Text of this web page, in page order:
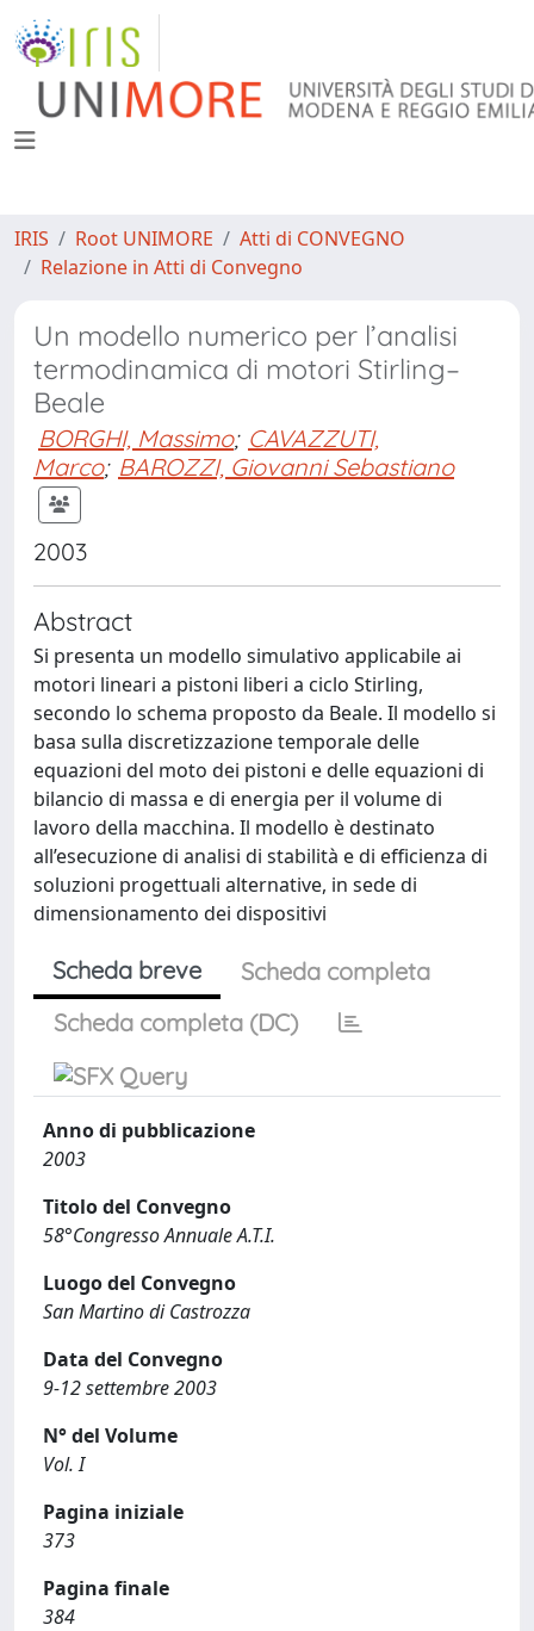
IRIS Root UNIMORE
Atti di CONVEGNO
Relazione in Atti di Convegno
Un modello numerico per l’analisi
termodinamica di motori Stirling–
Beale
BORGHI, Massimo; CAVAZZUTI,
Marco; BAROZZI, Giovanni Sebastiano
2003
Abstract
Si presenta un modello simulativo applicabile ai
motori lineari a pistoni liberi a ciclo Stirling,
secondo lo schema proposto da Beale. Il modello si
basa sulla discretizzazione temporale delle
equazioni del moto dei pistoni e delle equazioni di
bilancio di massa e di energia per il volume di
lavoro della macchina. Il modello è destinato
all’esecuzione di analisi di stabilità e di efficienza di
soluzioni progettuali alternative, in sede di
dimensionamento dei dispositivi
Scheda breve
Scheda completa
Scheda completa (DC)
Anno di pubblicazione
2003
Titolo del Convegno
58°Congresso Annuale A.T.I.
Luogo del Convegno
San Martino di Castrozza
Data del Convegno
9-12 settembre 2003
N° del Volume
Vol. I
Pagina iniziale
373
Pagina finale
384